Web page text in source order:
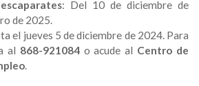
: Del 10 de diciembre de
de 2025.
el jueves 5 de diciembre de 2024. Para
al 868-921084o acude al Centro de
.